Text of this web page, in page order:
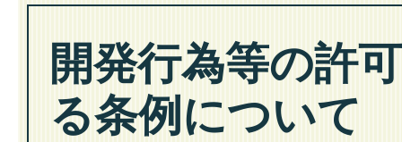
開発行為等の許
る条例について